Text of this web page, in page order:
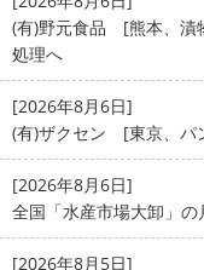
(有)野元食品 [熊本、漬
処理へ
[2026年8月6日]
(有)ザクセン [東京、パ
[2026年8月6日]
全国「水産市場大卸」
[2026年8月5日]